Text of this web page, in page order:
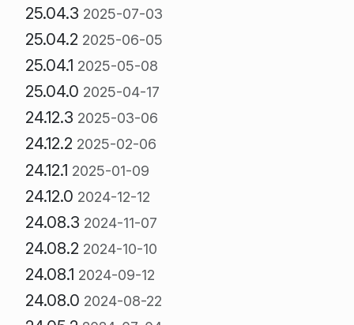
25.04.3 2025-07-03
25.04.2 2025-06-05
25.04.1 2025-05-08
25.04.0 2025-04-17
24.12.3 2025-03-06
24.12.2 2025-02-06
24.12.1 2025-01-09
24.12.0 2024-12-12
24.08.3 2024-11-07
24.08.2 2024-10-10
24.08.1 2024-09-12
24.08.0 2024-08-22